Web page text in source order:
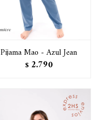
Pijama Mao - Azul Jean
$ 2.790